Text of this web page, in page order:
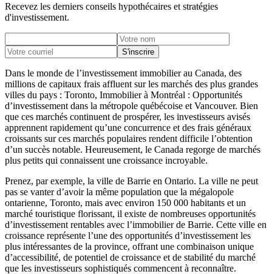
Recevez les derniers conseils hypothécaires et stratégies
d'investissement.
S'inscrire
Dans le monde de l’investissement immobilier au Canada, des
millions de capitaux frais affluent sur les marchés des plus grandes
villes du pays : Toronto, Immobilier à Montréal : Opportunités
d’investissement dans la métropole québécoise et Vancouver. Bien
que ces marchés continuent de prospérer, les investisseurs avisés
apprennent rapidement qu’une concurrence et des frais généraux
croissants sur ces marchés populaires rendent difficile l’obtention
d’un succès notable. Heureusement, le Canada regorge de marchés
plus petits qui connaissent une croissance incroyable.
Prenez, par exemple, la ville de Barrie en Ontario. La ville ne peut
pas se vanter d’avoir la même population que la mégalopole
ontarienne, Toronto, mais avec environ 150 000 habitants et un
marché touristique florissant, il existe de nombreuses opportunités
d’investissement rentables avec l’immobilier de Barrie. Cette ville en
croissance représente l’une des opportunités d’investissement les
plus intéressantes de la province, offrant une combinaison unique
d’accessibilité, de potentiel de croissance et de stabilité du marché
que les investisseurs sophistiqués commencent à reconnaître.